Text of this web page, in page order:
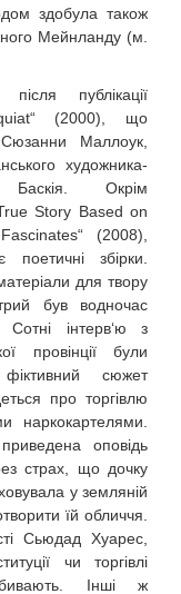
здобула також
Мейнланду (м.
публікації
(2000), що
Маллоук,
художника-
Баскія. Окрім
Story Based on
(2008),
збірки.
для твору
був водночас
Сотні інтерв‘ю з
провінції були
сюжет
про торгівлю
наркокартелями.
оповідь
страх, що дочку
у земляній
їй обличчя.
Сьюдад Хуарес,
чи торгівлі
Інші ж